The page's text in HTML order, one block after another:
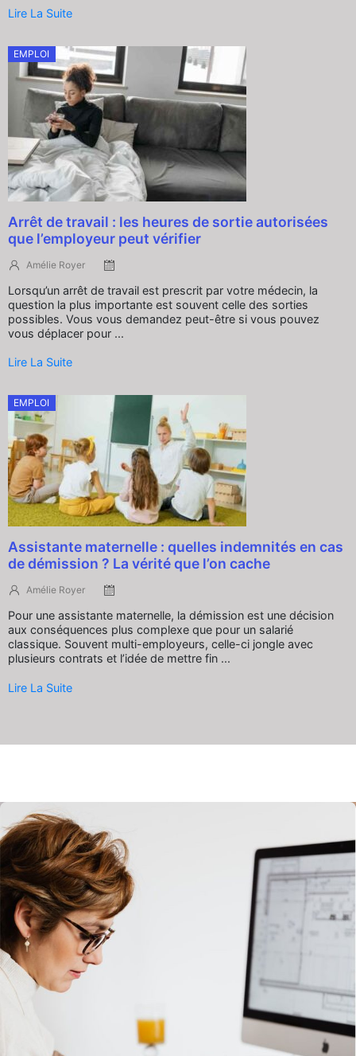
Lire La Suite
EMPLOI
Arrêt de travail : les heures de sortie autorisées
que l’employeur peut vérifier
Amélie Royer
Lorsqu’un arrêt de travail est prescrit par votre médecin, la
question la plus importante est souvent celle des sorties
possibles. Vous vous demandez peut-être si vous pouvez
vous déplacer pour ...
Lire La Suite
EMPLOI
Assistante maternelle : quelles indemnités en cas
de démission ? La vérité que l’on cache
Amélie Royer
Pour une assistante maternelle, la démission est une décision
aux conséquences plus complexe que pour un salarié
classique. Souvent multi-employeurs, celle-ci jongle avec
plusieurs contrats et l’idée de mettre fin ...
Lire La Suite